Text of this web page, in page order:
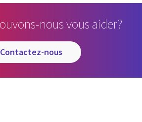
nous vous aider?
contactez-nous